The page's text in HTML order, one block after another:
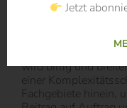
wird billig und
einer
Fachgebiete hinein,
Jetzt